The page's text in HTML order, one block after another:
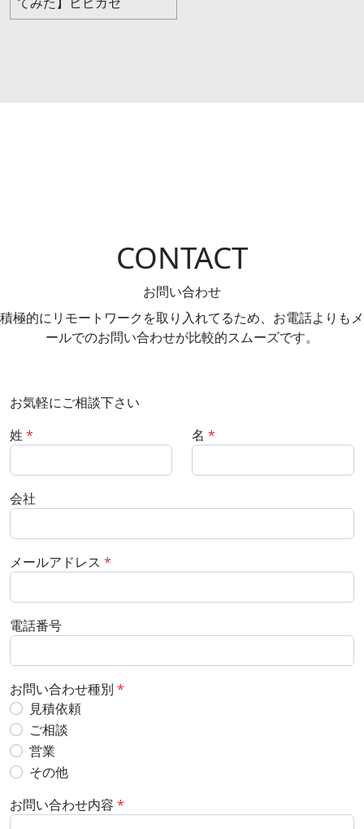
CONTACT
お問い合わせ
積極的にリモートワークを取り入れてるため、お電話よりもメ
ールでのお問い合わせが比較的スムーズです。
お気軽にご相談下さい
姓 * 名 *
会社
メールアドレス *
電話番号
お問い合わせ種別 *
見積依頼
ご相談
営業
その他
お問い合わせ内容 *